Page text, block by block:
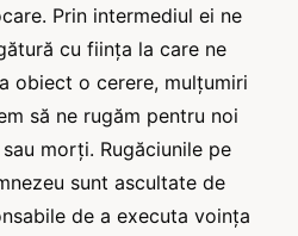
Prin intermediul ei ne
cu ființa la care ne
obiect o cerere, mulțumiri
să ne rugăm pentru noi
morți. Rugăciunile pe
sunt ascultate de
de a executa voința